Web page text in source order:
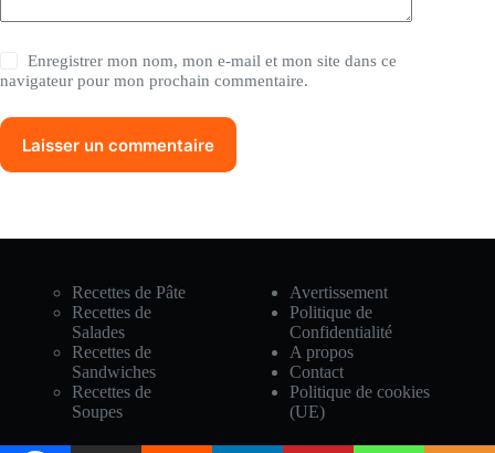
Enregistrer mon nom, mon e-mail et mon site dans ce
navigateur pour mon prochain commentaire.
Laisser un commentaire
Recettes de Pâte
Recettes de
Salades
Recettes de
Sandwiches
Recettes de
Soupes
Avertissement
Politique de
Confidentialité
A propos
Contact
Politique de cookies
(UE)